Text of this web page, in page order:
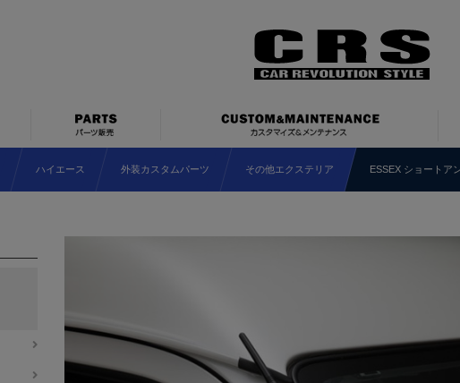
ハイエース 外装カスタムパーツ その他エクステリア ESSEX ショートア